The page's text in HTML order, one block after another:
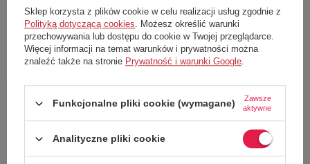
Dodaj do koszyka
XS
Dodaj do koszyka
M L XL
72%
Sklep korzysta z plików cookie w celu realizacji usług zgodnie z
Polityką dotyczącą cookies. Możesz określić warunki
przechowywania lub dostępu do cookie w Twojej przeglądarce.
Więcej informacji na temat warunków i prywatności można
znaleźć także na stronie Prywatność i warunki Google.
Funkcjonalne pliki cookie (wymagane)
Zawsze
aktywne
Analityczne pliki cookie